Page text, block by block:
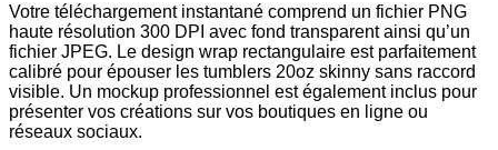
Votre téléchargement instantané comprend un fichier PNG
haute résolution 300 DPI avec fond transparent ainsi qu’un
fichier JPEG. Le design wrap rectangulaire est parfaitement
calibré pour épouser les tumblers 20oz skinny sans raccord
visible. Un mockup professionnel est également inclus pour
présenter vos créations sur vos boutiques en ligne ou
réseaux sociaux.